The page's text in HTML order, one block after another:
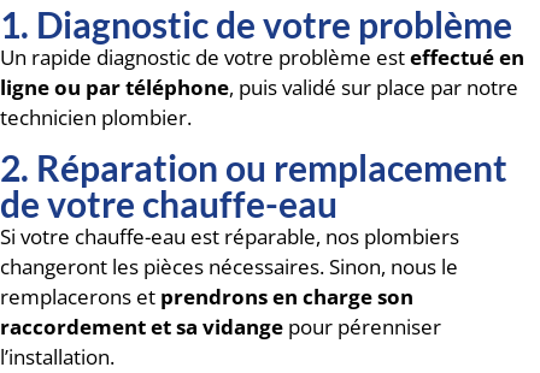
1. Diagnostic de votre problème
Un rapide diagnostic de votre problème esteffectué en
ligne ou par téléphone, puis validé sur place par notre
technicien plombier.
2. Réparation ou remplacement
de votre chauffe-eau
Si votre chauffe-eau est réparable, nos plombiers
changeront les pièces nécessaires. Sinon, nous le
remplacerons et prendrons en charge son
raccordement et sa vidange pour pérenniser
l’installation.